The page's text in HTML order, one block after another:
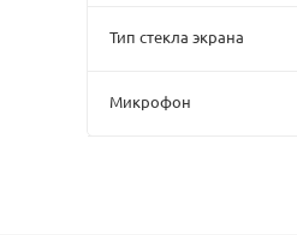
Тип стекла экрана
Микрофон